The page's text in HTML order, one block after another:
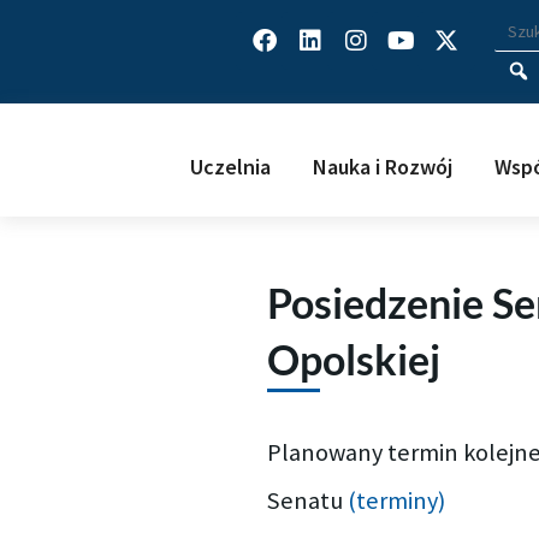
Facebook
LinkedinInstagram
Youtube
X-
twitter
Uczelnia Nauka i Rozwój
Posiedzenie
Opolskiej
Planowany termin
Senatu (terminy)